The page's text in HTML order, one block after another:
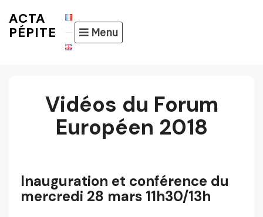
toACTA
PÉPITE
Menu
Vidéos du Forum
Européen 2018
Inauguration et conférence du
mercredi 28 mars 11h30/13h